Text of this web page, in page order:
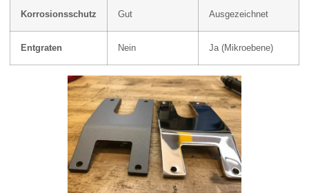
Korrosionsschutz Gut Ausgezeichnet
Entgraten Nein Ja (Mikroebene)